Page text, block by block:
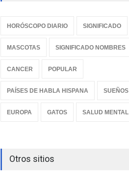
HORÓSCOPO DIARIO SIGNIFICADO
MASCOTAS SIGNIFICADO NOMBRES
CANCER POPULAR
PAÍSES DE HABLA HISPANA SUEÑOS
EUROPA GATOS SALUD MENTAL
Otros sitios